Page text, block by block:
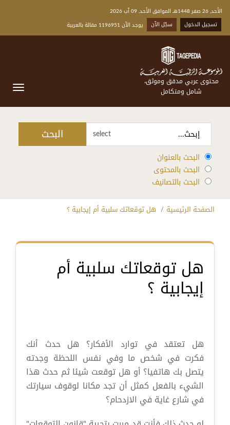
الأحد, 26 صفر 1448هـ الموافق الأحد, 09 آب 2026
تسجيل الدخول
سجّل الآن يوجد الآن 1196951 مقالة بالعربية
محتوى عربي مدقق وموثق،
شامل ومتكامل
select البحث
البحث بالعنوان
البحث بالمحتوى
البحث بالتصانيف
الصفحة الرئيسية هل توقعاتك سلبية أم إيجابية ؟
هل توقعاتك سلبية أم
إيجابية ؟
هل تعتقد في توارد الأفكار؟ هل حدث أنك
فكرت في شخص ما وفي نفس اللحظة وجدته
يتصل بك هاتفيا؟ أو هل توقعت شيئا ثم حدث هذا
الشيء بالفعل كمثل أن تجد مكانا لوقوف سيارتك
في شارع غاية في الازدحام؟